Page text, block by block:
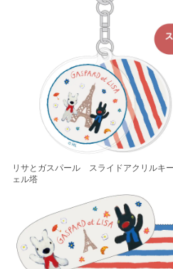
リサとガスパール スライドアクリルキ
ェル塔